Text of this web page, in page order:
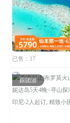
已售：17
跟团游